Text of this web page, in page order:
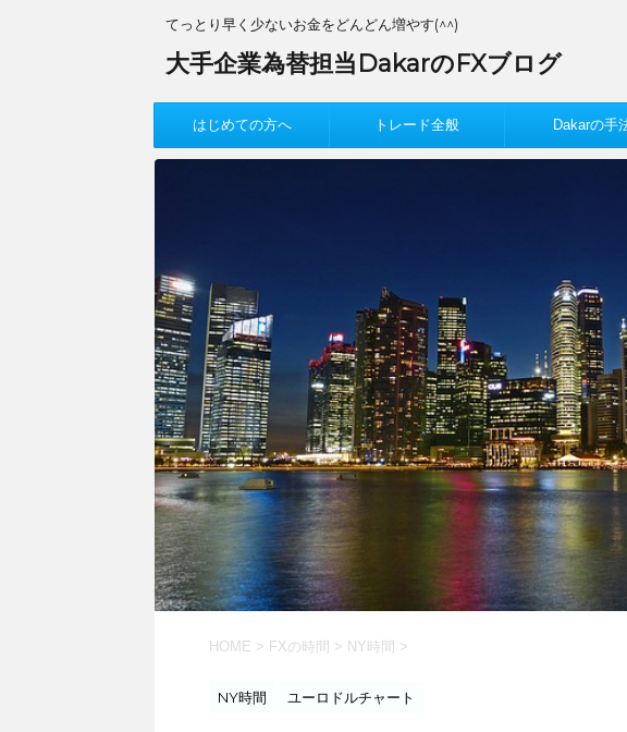
てっとり早く少ないお金をどんどん増やす(^^)
大手企業為替担当DakarのFXブログ
はじめての方へ トレード全般 Dakarの手
HOME > FXの時間 > NY時間 >
NY時間 ユーロドルチャート